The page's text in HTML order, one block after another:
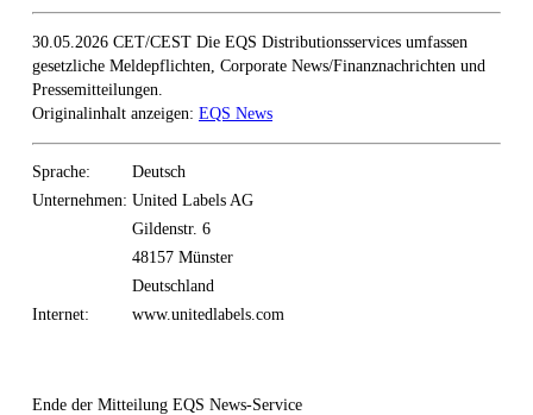
30.05.2026 CET/CEST Die EQS Distributionsservices umfassen
gesetzliche Meldepflichten, Corporate News/Finanznachrichten und
Pressemitteilungen.
Originalinhalt anzeigen: EQS News
Sprache:
Deutsch
Unternehmen: United Labels AG
Gildenstr. 6
48157 Münster
Deutschland
Internet:
www.unitedlabels.com
Ende der Mitteilung EQS News-Service